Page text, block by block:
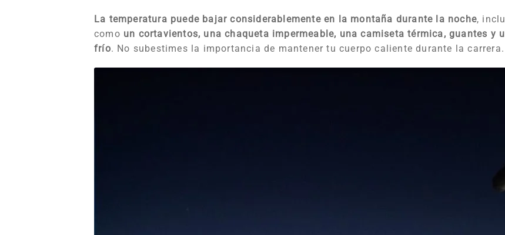
La temperatura puede bajar considerablemente en la montaña durante la noche,
como un cortavientos, una chaqueta impermeable, una camiseta térmica, guantes y
frío. No subestimes la importancia de mantener tu cuerpo caliente durante la carrera.